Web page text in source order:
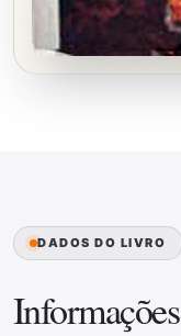
DADOS DO LIVRO